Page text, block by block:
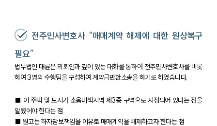
전주민사변호사 “매매계약 해제에 대한 원상복구
필요”
법무법인 대륜은 의뢰인과 깊이 있는 대화를 통하여 전주민사변호사를 비롯
하여 3명의 수행팀을 구성하여 계약금반환소송을 하기로 하였습니다.
■ 이 주택 및 토지가 소음대책지역 제3종 구역으로 지정되어 있다는 점을
알렸어야 한다는 점
■ 원고는 하자담보책임을 이유로 매매계약을 해제하고자 한다는 점